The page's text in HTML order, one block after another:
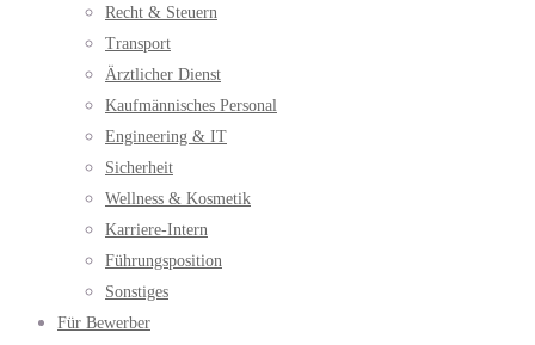
Recht & Steuern
Transport
Ärztlicher Dienst
Kaufmännisches Personal
Engineering & IT
Sicherheit
Wellness & Kosmetik
Karriere-Intern
Führungsposition
Sonstiges
Für Bewerber